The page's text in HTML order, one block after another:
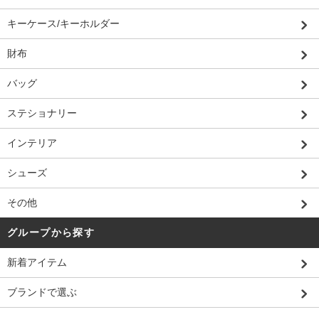
キーケース/キーホルダー
財布
バッグ
ステショナリー
インテリア
シューズ
その他
グループから探す
新着アイテム
ブランドで選ぶ